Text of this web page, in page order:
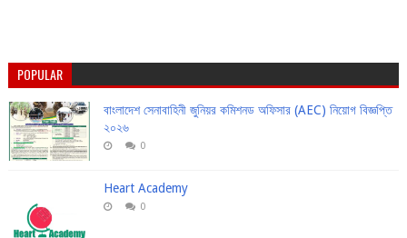
POPULAR
বাংলাদেশ সেনাবাহিনী জুনিয়র কমিশনড অফিসার (AEC) নিয়োগ বিজ্ঞপ্তি
২০২৬
0
Heart Academy
0